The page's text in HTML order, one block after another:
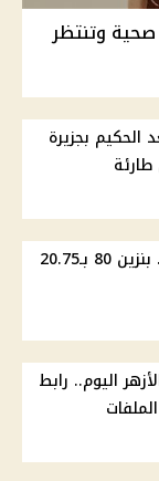
وتنتظر
بجزيرة
أسعار الوقود في مصر اليوم .. بنزين 80 بـ20.75
اليوم.. رابط